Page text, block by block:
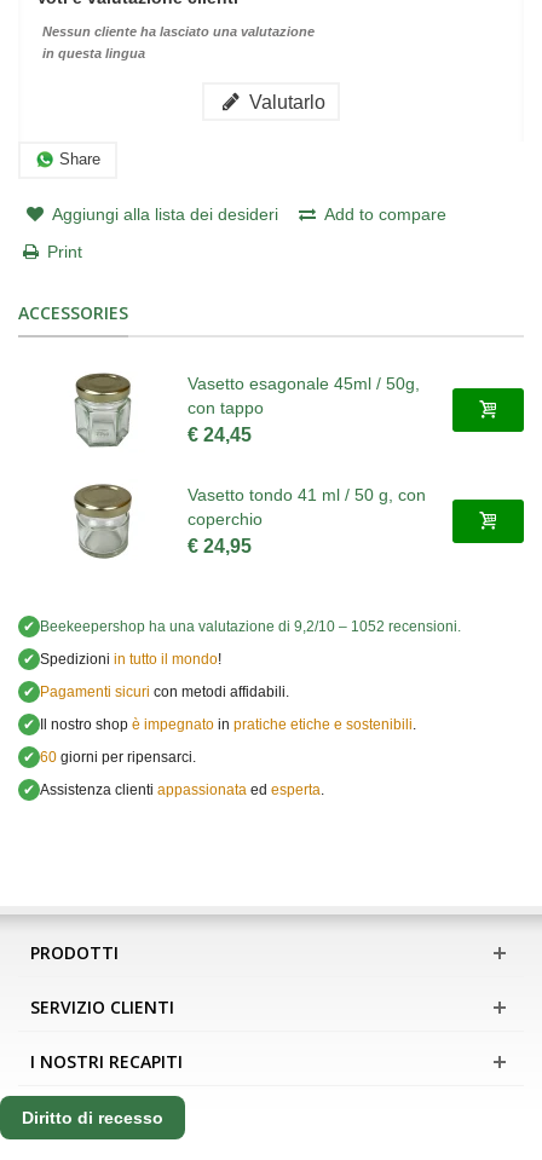
Nessun cliente ha lasciato una valutazione
in questa lingua
Valutarlo
Share
Aggiungi alla lista dei desideri
Add to compare
Print
ACCESSORIES
Vasetto esagonale 45ml / 50g,
con tappo
€ 24,45
Vasetto tondo 41 ml / 50 g, con
coperchio
€ 24,95
✔ Beekeepershop ha una valutazione di 9,2/10 – 1052 recensioni.
✔ Spedizioni in tutto il mondo!
✔ Pagamenti sicuri con metodi affidabili.
✔ Il nostro shop è impegnato in pratiche etiche e sostenibili
✔ 60 giorni per ripensarci.
✔ Assistenza clienti appassionata ed esperta
PRODOTTI
SERVIZIO CLIENTI
I NOSTRI RECAPITI
Diritto di recesso